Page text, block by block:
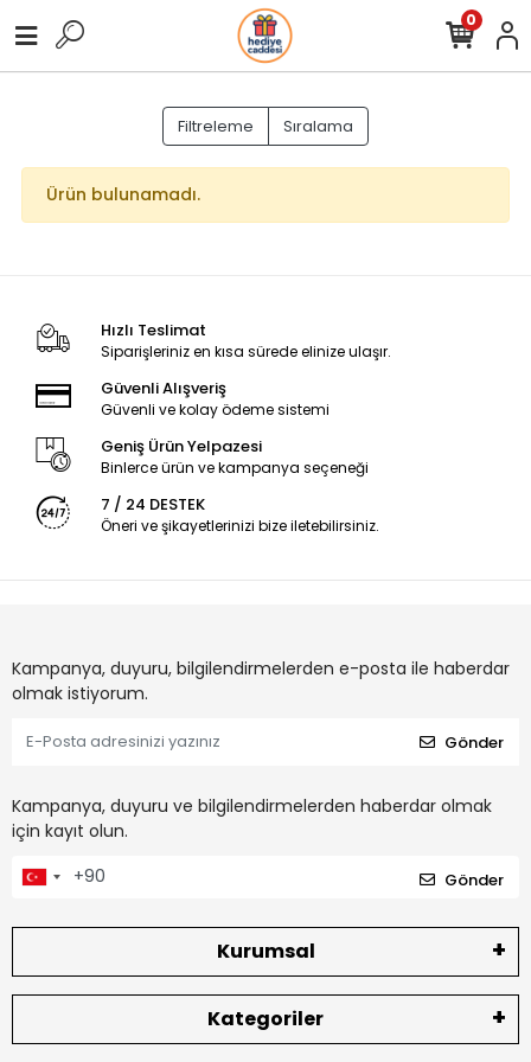
0
Filtreleme Sıralama
Ürün bulunamadı.
Hızlı Teslimat
Siparişleriniz en kısa sürede elinize ulaşır.
Güvenli Alışveriş
Güvenli ve kolay ödeme sistemi
Geniş Ürün Yelpazesi
Binlerce ürün ve kampanya seçeneği
7 / 24 DESTEK
Öneri ve şikayetlerinizi bize iletebilirsiniz.
Kampanya, duyuru, bilgilendirmelerden e-posta ile haberdar
olmak istiyorum.
Gönder
Kampanya, duyuru ve bilgilendirmelerden haberdar olmak
için kayıt olun.
Gönder
Kurumsal
Kategoriler